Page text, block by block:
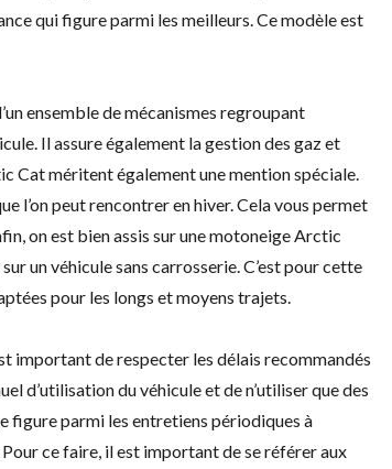
qui figure parmi les meilleurs. Ce modèle est
ensemble de mécanismes regroupant
Il assure également la gestion des gaz et
Cat méritent également une mention spéciale.
l’on peut rencontrer en hiver. Cela vous permet
on est bien assis sur une motoneige Arctic
un véhicule sans carrosserie. C’est pour cette
pour les longs et moyens trajets.
important de respecter les délais recommandés
d’utilisation du véhicule et de n’utiliser que des
figure parmi les entretiens périodiques à
ce faire, il est important de se référer aux